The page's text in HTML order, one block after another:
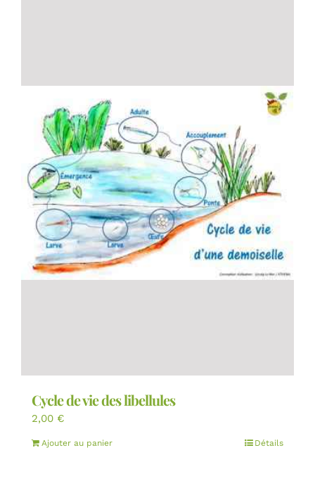
Cycle de vie des libellules
2,00 €
Ajouter au panier Détails